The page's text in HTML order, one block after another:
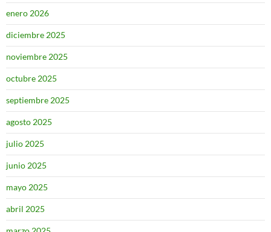
enero 2026
diciembre 2025
noviembre 2025
octubre 2025
septiembre 2025
agosto 2025
julio 2025
junio 2025
mayo 2025
abril 2025